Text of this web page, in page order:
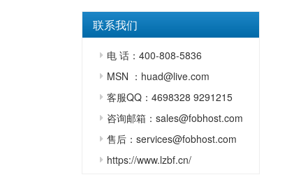
联系我们
电 话：400-808-5836
MSN ：huad@live.com
客服QQ：4698328 9291215
咨询邮箱：sales@fobhost.com
售后：services@fobhost.com
https://www.lzbf.cn/